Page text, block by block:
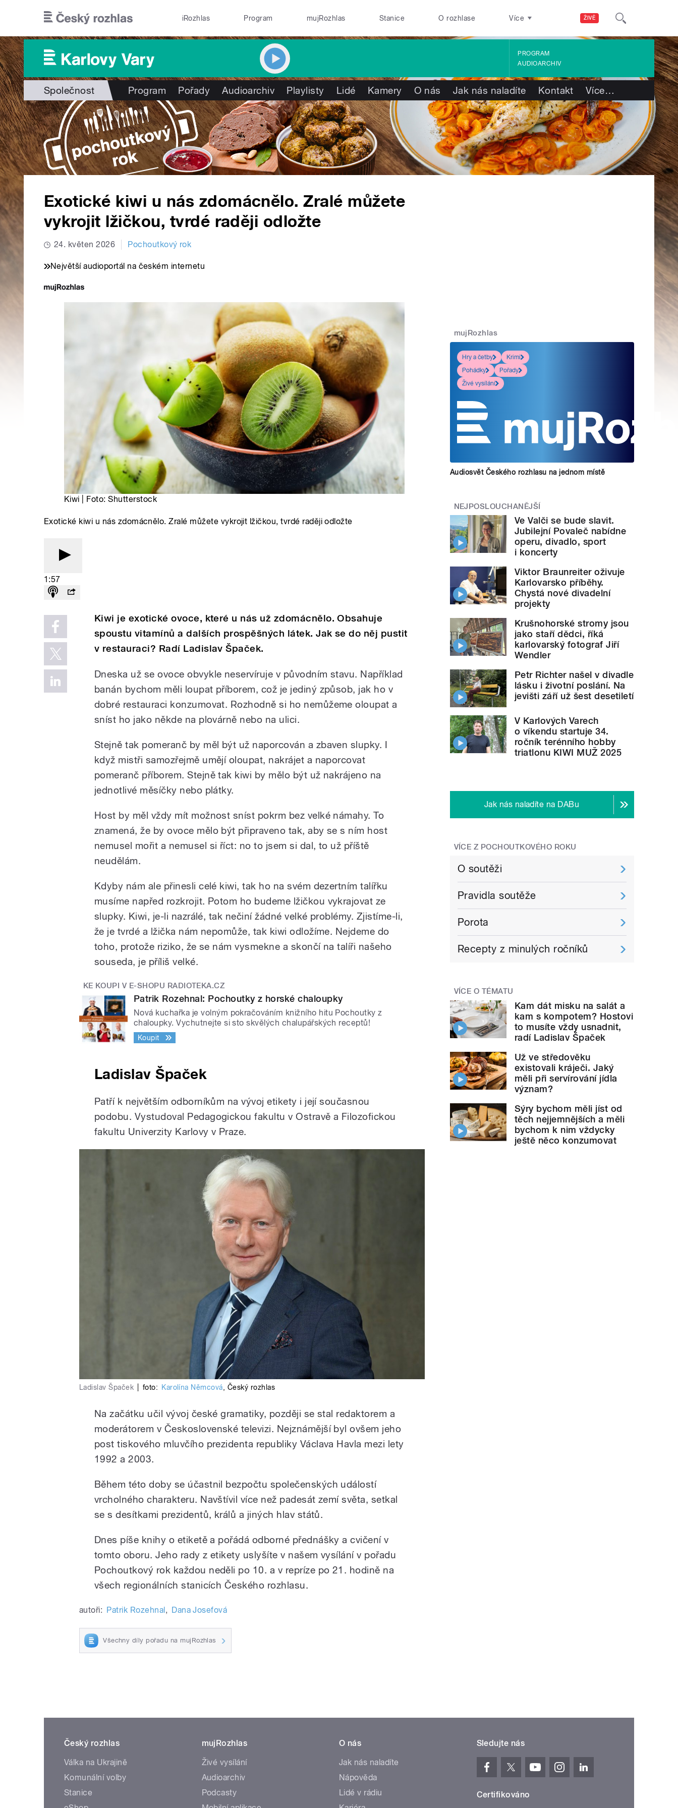
ŽIVĚ
iRozhlas Program mujRozhlas Stanice O rozhlase Více
PROGRAM
AUDIOARCHIV
Společnost Program Pořady Audioarchiv Playlisty Lidé Kamery O nás Jak nás naladíte Kontakt Více…
Exotické kiwi u nás zdomácnělo. Zralé můžete
vykrojit lžičkou, tvrdé raději odložte
24. květen 2026 Pochoutkový rok
Největší audioportál na českém internetu
Kiwi | Foto: Shutterstock
Exotické kiwi u nás zdomácnělo. Zralé můžete vykrojit lžičkou, tvrdé raději odložte
1:57
Kiwi je exotické ovoce, které u nás už zdomácnělo. Obsahuje
spoustu vitamínů a dalších prospěšných látek. Jak se do něj pustit
v restauraci? Radí Ladislav Špaček.
Dneska už se ovoce obvykle neservíruje v původním stavu. Například
banán bychom měli loupat příborem, což je jediný způsob, jak ho v
dobré restauraci konzumovat. Rozhodně si ho nemůžeme oloupat a
sníst ho jako někde na plovárně nebo na ulici.
Stejně tak pomeranč by měl být už naporcován a zbaven slupky. I
když mistři samozřejmě umějí oloupat, nakrájet a naporcovat
pomeranč příborem. Stejně tak kiwi by mělo být už nakrájeno na
jednotlivé měsíčky nebo plátky.
Host by měl vždy mít možnost sníst pokrm bez velké námahy. To
znamená, že by ovoce mělo být připraveno tak, aby se s ním host
nemusel mořit a nemusel si říct: no to jsem si dal, to už příště
neudělám.
Kdyby nám ale přinesli celé kiwi, tak ho na svém dezertním talířku
musíme napřed rozkrojit. Potom ho budeme lžičkou vykrajovat ze
slupky. Kiwi, je-li nazrálé, tak nečiní žádné velké problémy. Zjistíme-li,
že je tvrdé a lžička nám nepomůže, tak kiwi odložíme. Nejdeme do
toho, protože riziko, že se nám vysmekne a skončí na talíři našeho
souseda, je příliš velké.
KE KOUPI V E-SHOPU RADIOTEKA.CZ
Patrik Rozehnal: Pochoutky z horské chaloupky
Nová kuchařka je volným pokračováním knižního hitu Pochoutky z
chaloupky. Vychutnejte si sto skvělých chalupářských receptů!
Koupit
Ladislav Špaček
Patří k největším odborníkům na vývoj etikety i její současnou
podobu. Vystudoval Pedagogickou fakultu v Ostravě a Filozofickou
fakultu Univerzity Karlovy v Praze.
Ladislav Špaček foto: Karolína Němcová, Český rozhlas
Na začátku učil vývoj české gramatiky, později se stal redaktorem a
moderátorem v Československé televizi. Nejznámější byl ovšem jeho
post tiskového mluvčího prezidenta republiky Václava Havla mezi lety
1992 a 2003.
Během této doby se účastnil bezpočtu společenských událostí
vrcholného charakteru. Navštívil více než padesát zemí světa, setkal
se s desítkami prezidentů, králů a jiných hlav států.
Dnes píše knihy o etiketě a pořádá odborné přednášky a cvičení v
tomto oboru. Jeho rady z etikety uslyšíte v našem vysílání v pořadu
Pochoutkový rok každou neděli po 10. a v repríze po 21. hodině na
všech regionálních stanicích Českého rozhlasu.
autoři: Patrik Rozehnal , Dana Josefová
Všechny díly pořadu na mujRozhlas
mujRozhlas
Hry a četby
Krimi
Pohádky
Pořady
Živé vysílání
Audiosvět Českého rozhlasu na jednom místě
NEJPOSLOUCHANĚJŠÍ
Ve Valči se bude slavit.
Jubilejní Povaleč nabídne
operu, divadlo, sport
i koncerty
Viktor Braunreiter oživuje
Karlovarsko příběhy.
Chystá nové divadelní
projekty
Krušnohorské stromy jsou
jako staří dědci, říká
karlovarský fotograf Jiří
Wendler
Petr Richter našel v divadle
lásku i životní poslání. Na
jevišti září už šest desetiletí
V Karlových Varech
o víkendu startuje 34.
ročník terénního hobby
triatlonu KIWI MUŽ 2025
Jak nás naladíte na DABu
VÍCE Z POCHOUTKOVÉHO ROKU
O soutěži
Pravidla soutěže
Porota
Recepty z minulých ročníků
VÍCE O TÉMATU
Kam dát misku na salát a
kam s kompotem? Hostovi
to musíte vždy usnadnit,
radí Ladislav Špaček
Už ve středověku
existovali kráječi. Jaký
měli při servírování jídla
význam?
Sýry bychom měli jíst od
těch nejjemnějších a měli
bychom k nim vždycky
ještě něco konzumovat
Český rozhlas
Válka na Ukrajině
Komunální volby
Stanice
mujRozhlas
Živé vysílání
Audioarchiv
Podcasty
O nás
Jak nás naladíte
Nápověda
Lidé v rádiu
Sledujte nás
Certifikováno